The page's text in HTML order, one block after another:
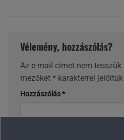
Vélemény, hozzászólás?
Az e-mail címet nem tesszük
mezőket * karakterrel jelöltük
Hozzászólás*